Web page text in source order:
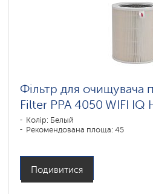
Фільтр для очищувача
Filter PPA 4050 WIFI IQ
Колір: Белый
Рекомендована площа: 45
Подивитися